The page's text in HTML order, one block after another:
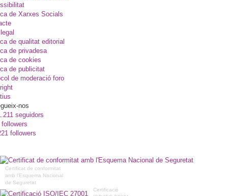
de Xarxes Socials
de qualitat editorial
de privadesa
de cookies
de publicitat
de moderació foro
nos
seguidors
followers
followers
Certificat de conformitat
amb l'Esquema Nacional
de Seguretat
Certificació